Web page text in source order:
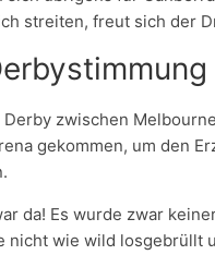
streiten, freut sich der
zwischen
gekommen, um den
da! Es wurde zwar
nicht wie wild losgebrüllt